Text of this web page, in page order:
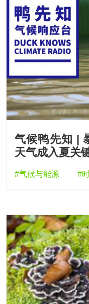
气候鸭先知 |
天气成入夏关
#气候与能源 #